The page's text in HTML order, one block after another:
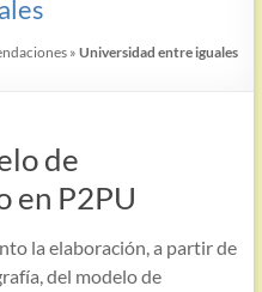
»Universidad entre iguales
de
en P2PU
la elaboración, a partir de
del modelo de